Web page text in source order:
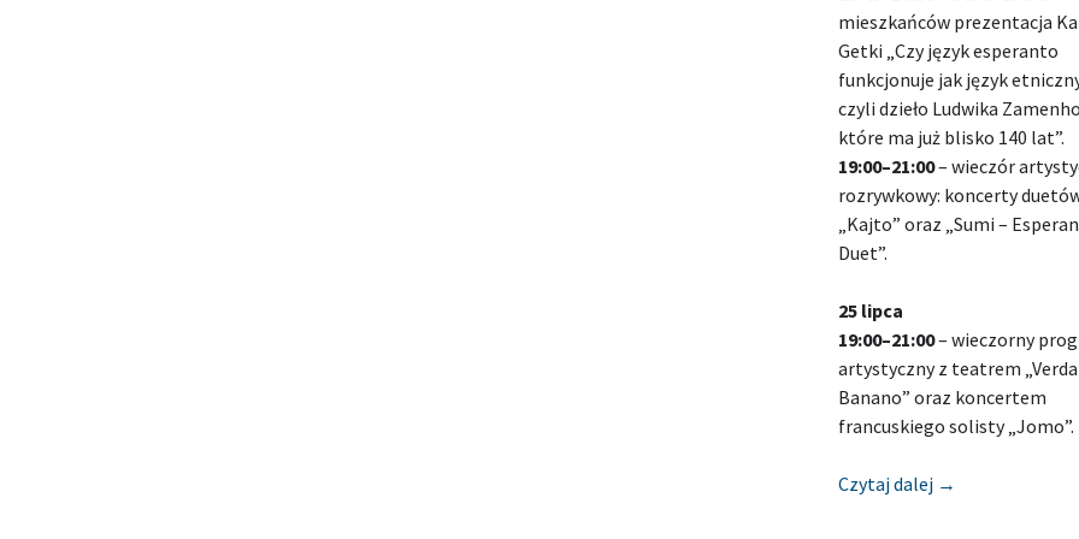
mieszkańców prezentacja
Getki „Czy język esperanto
funkcjonuje jak język
czyli dzieło Ludwika
które ma już blisko 140 lat”.
19:00–21:00– wieczór
rozrywkowy: koncerty
„Kajto” oraz „Sumi –
Duet”.
25 lipca
19:00–21:00– wieczorny
artystyczny z teatrem „Verda
Banano” oraz koncertem
francuskiego solisty „Jomo”.
Czytaj dalej [Zapowiedź]
→